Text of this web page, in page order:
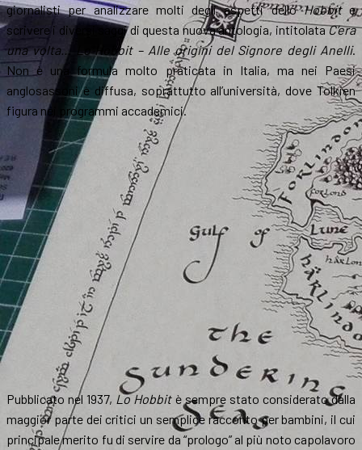
giornalisti per analizzare molti degli aspetti delloHobbite
scrivere i diversi saggi di questa nuova antologia, intitolataC’era
una volta… Lo Hobbit – Alle origini del Signore degli Anelli.
Non è una formula molto praticata in Italia, ma nei Paesi
anglosassoni è diffusa, soprattutto all’università, dove Tolkien
figura nei programmi accademici.
Pubblicato nel 1937, Lo Hobbitè sempre stato considerato dalla
maggior parte dei critici un semplice racconto per bambini, il cui
principale merito fu di servire da “prologo” al più noto capolavoro